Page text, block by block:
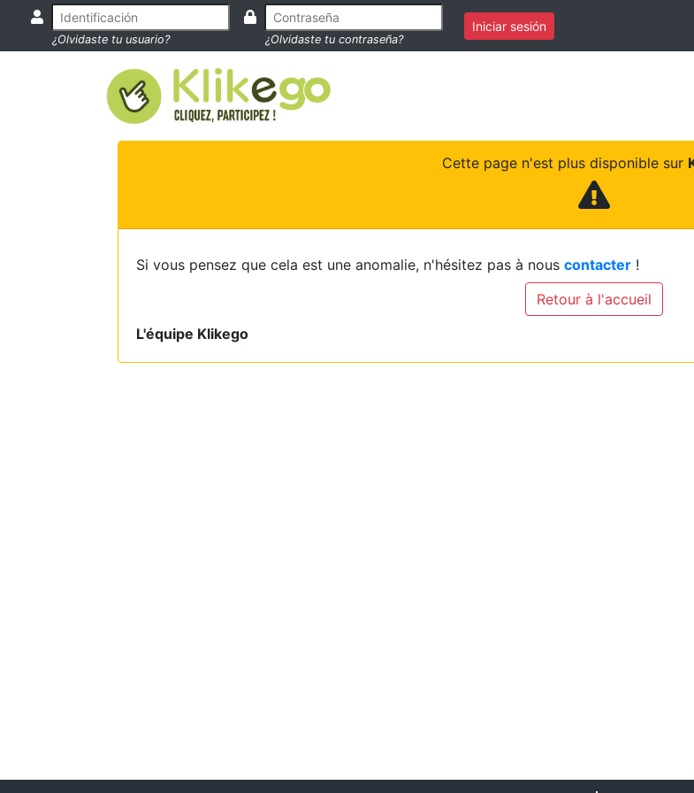
¿Olvidaste tu usuario? ¿Olvidaste tu contraseña?
Iniciar sesión
Cette page n'est plus disponible sur
Si vous pensez que cela est une anomalie, n'hésitez pas à nous contacter !
Retour à l'accueil
L'équipe Klikego